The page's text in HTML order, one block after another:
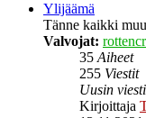
Ylijäämä
Tänne kaikki
Valvojat:
35Aiheet
255 Viestit
Uusin viesti
Kirjoittaja